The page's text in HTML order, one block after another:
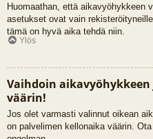
Huomaathan, että aikavyöhykkeen
asetukset ovat vain
tämä on hyvä aika tehdä niin.
Ylös
Vaihdoin
väärin!
Jos olet varmasti valinnut oikean
on palvelimen kellonaika väärin.